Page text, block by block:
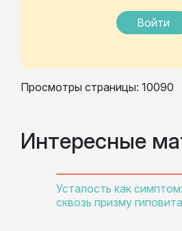
Войти
Просмотры страницы: 10090
Интересные
Усталость как
сквозь призму